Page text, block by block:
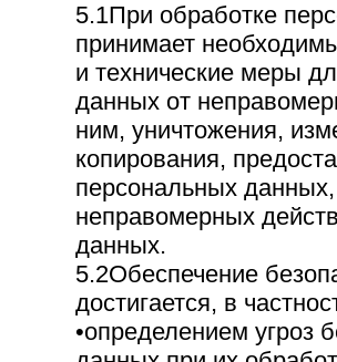
5.1При обработке
принимает
и технические меры
данных от
ним, уничтожения,
копирования,
персональных
неправомерных
данных.
5.2Обеспечение
достигается, в
•определением угроз